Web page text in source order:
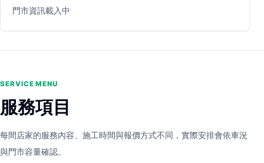
門市資訊載入中
SERVICE MENU
服務項目
每間店家的服務內容、施工時間與報價方式不同，實際安排會依車況
與門市容量確認。